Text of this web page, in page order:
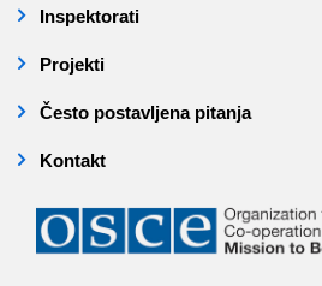
Inspektorati
Projekti
Često postavljena pitanja
Kontakt